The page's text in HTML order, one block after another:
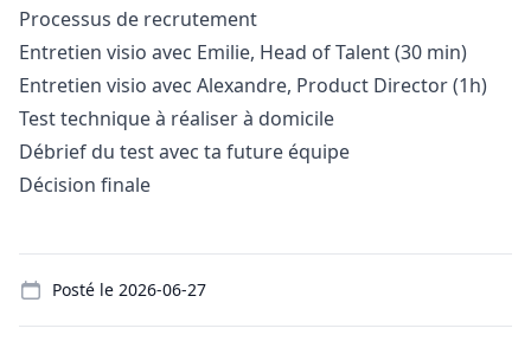
Processus de recrutement
Entretien visio avec Emilie, Head of Talent (30 min)
Entretien visio avec Alexandre, Product Director (1h)
Test technique à réaliser à domicile
Débrief du test avec ta future équipe
Décision finale
Posté le 2026-06-27